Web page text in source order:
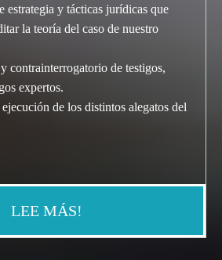
estrategia y tácticas jurídicas que
la teoría del caso de nuestro
contrainterrogatorio de testigos,
expertos.
de los distintos alegatos del
LEE MÁS!